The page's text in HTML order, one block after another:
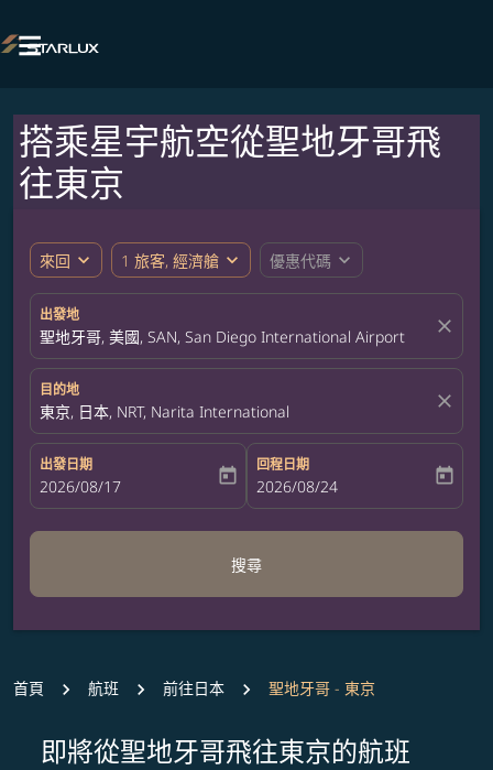

搭乘星宇航空從聖地牙哥飛
往東京
來回 expand_more 1 旅客, 經濟艙 expand_more 優惠代碼 expand_more
出發地
聖地牙哥, 美國, SAN, San Diego International Airport close
目的地
東京, 日本, NRT, Narita International close
出發日期
fc-booking-departure-date-aria-label
2026/08/17 today
回程日期
fc-booking-return-date-aria-label
2026/08/24 today
搜尋
首頁 航班 前往日本 聖地牙哥 - 東京
即將從聖地牙哥飛往東京的航班
無符合您設定條件的票價，請調整篩選條件。